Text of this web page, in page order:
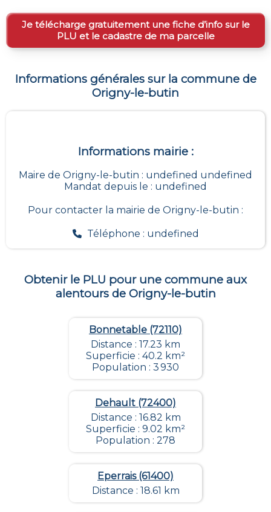
Je télécharge gratuitement une fiche d’info sur le
PLU et le cadastre de ma parcelle
Informations générales sur la commune de
Origny-le-butin
Informations mairie :
Maire de Origny-le-butin : undefined undefined
Mandat depuis le : undefined
Pour contacter la mairie de Origny-le-butin :
Téléphone : undefined
Obtenir le PLU pour une commune aux
alentours de Origny-le-butin
Bonnetable (72110)
Distance : 17.23 km
Superficie : 40.2 km²
Population : 3 930
Dehault (72400)
Distance : 16.82 km
Superficie : 9.02 km²
Population : 278
Eperrais (61400)
Distance : 18.61 km